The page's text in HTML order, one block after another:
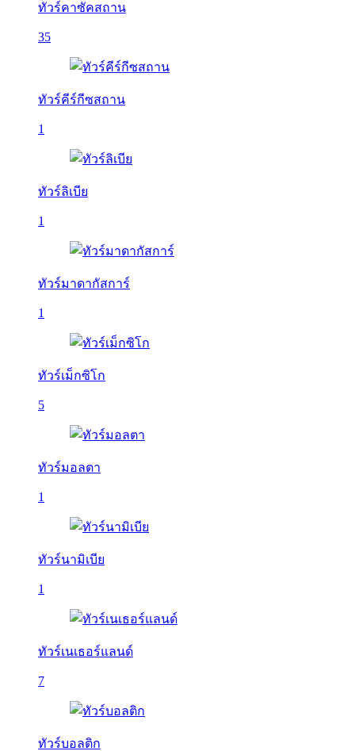
ทัวร์คาซัคสถาน
35
ทัวร์คีร์กีซสถาน
1
ทัวร์ลิเบีย
1
ทัวร์มาดากัสการ์
1
ทัวร์เม็กซิโก
5
ทัวร์มอลตา
1
ทัวร์นามิเบีย
1
ทัวร์เนเธอร์แลนด์
7
ทัวร์บอลติก